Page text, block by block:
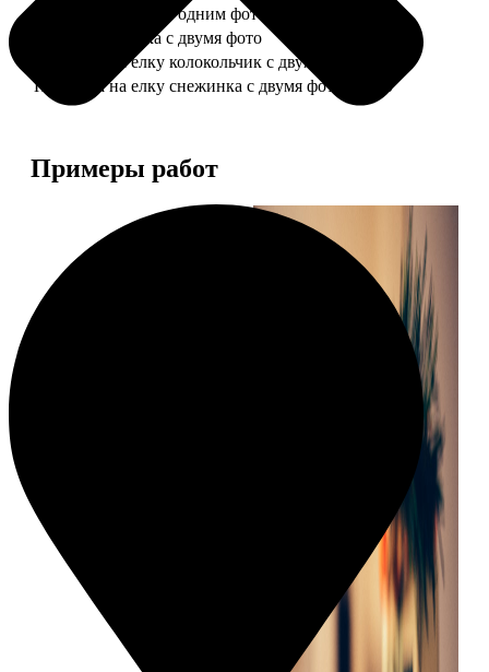
Шарик-шкатулка с одним фото
Шарик-шкатулка с двумя фото
Подвеска на елку колокольчик с двумя фото
Подвеска на елку снежинка с двумя фото
590
Примеры работ